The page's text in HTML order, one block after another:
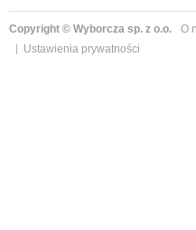
Copyright © Wyborcza sp. z o.o. O
Ustawienia prywatności